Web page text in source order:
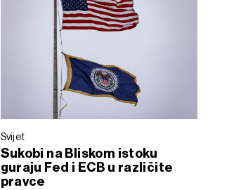
Svijet
Sukobi na Bliskom istoku
guraju Fed i ECB u različite
pravce